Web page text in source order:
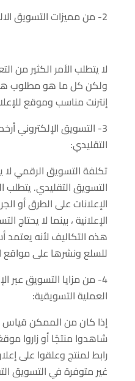
2- من مميزات التسويق الالكتروني سهولة تنفيذه:
لا يتطلب الأمر الكثير من
ولكن كل ما هو مطلوب هو
إنترنت مناسب وموقع
3- التسويق الإلكتروني
التقليدي:
تكلفة التسويق الرقمي لا
التسويق التقليدي. يتطلب
الإعلانات على الطرق أو
الإعلانية ، بينما لا يحتاج
هذه التكاليف لأنه يعتمد
للسلع ونشرها على مواقع
4- من مزايا التسويق عبر
العملية التسويقية:
إذا كان من الممكن قياس
شاهدوا منتجًا أو زاروا
رابط لمنتج وعلقوا على
غير متوفرة في التسويق